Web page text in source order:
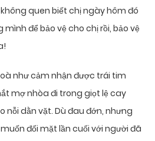
quen biết chị ngày hôm đó
để bảo vệ cho chị rồi, bảo vệ
như cảm nhận được trái tim
mợ nhòa đi trong giọt lệ cay
nỗi dằn vặt. Dù đau đớn, nhưng
đối mặt lần cuối với người đã